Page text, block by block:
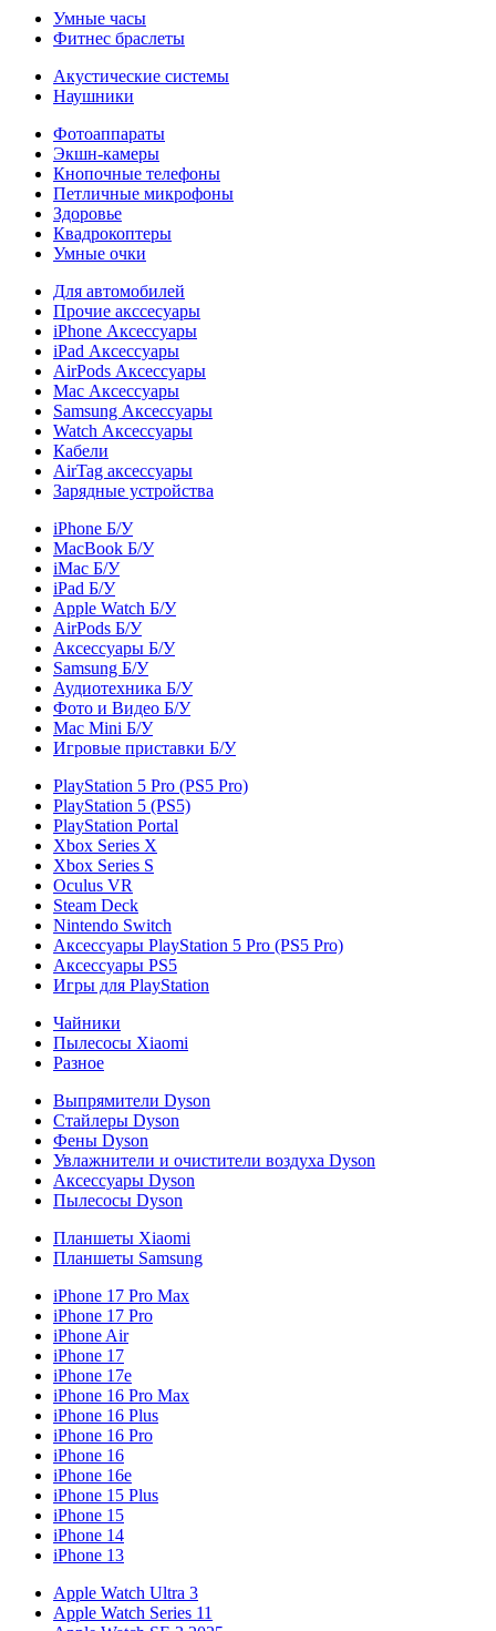
Умные часы
Фитнес браслеты
Акустические системы
Наушники
Фотоаппараты
Экшн-камеры
Кнопочные телефоны
Петличные микрофоны
Здоровье
Квадрокоптеры
Умные очки
Для автомобилей
Прочие акссесуары
iPhone Аксессуары
iPad Аксессуары
AirPods Аксессуары
Mac Аксессуары
Samsung Аксессуары
Watch Аксессуары
Кабели
AirTag аксессуары
Зарядные устройства
iPhone Б/У
MacBook Б/У
iMac Б/У
iPad Б/У
Apple Watch Б/У
AirPods Б/У
Аксессуары Б/У
Samsung Б/У
Аудиотехника Б/У
Фото и Видео Б/У
Mac Mini Б/У
Игровые приставки Б/У
PlayStation 5 Pro (PS5 Pro)
PlayStation 5 (PS5)
PlayStation Portal
Xbox Series X
Xbox Series S
Oculus VR
Steam Deck
Nintendo Switch
Аксессуары PlayStation 5 Pro (PS5 Pro)
Аксессуары PS5
Игры для PlayStation
Чайники
Пылесосы Xiaomi
Разное
Выпрямители Dyson
Стайлеры Dyson
Фены Dyson
Увлажнители и очистители воздуха Dyson
Аксессуары Dyson
Пылесосы Dyson
Планшеты Xiaomi
Планшеты Samsung
iPhone 17 Pro Max
iPhone 17 Pro
iPhone Air
iPhone 17
iPhone 17e
iPhone 16 Pro Max
iPhone 16 Plus
iPhone 16 Pro
iPhone 16
iPhone 16e
iPhone 15 Plus
iPhone 15
iPhone 14
iPhone 13
Apple Watch Ultra 3
Apple Watch Series 11